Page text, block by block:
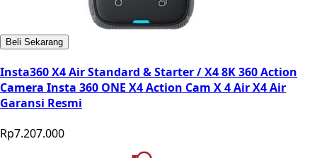
Beli Sekarang
Insta360 X4 Air Standard & Starter / X4 8K 360 Action
Camera Insta 360 ONE X4 Action Cam X 4 Air X4 Air
Garansi Resmi
Rp7.207.000